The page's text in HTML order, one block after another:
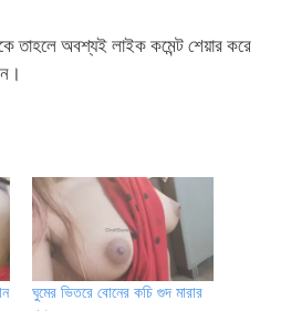
তাহলে অবশ্যই লাইক কমেন্ট শেয়ার করে
ঘুমের ভিতরে বোনের কচি গুদ মারার